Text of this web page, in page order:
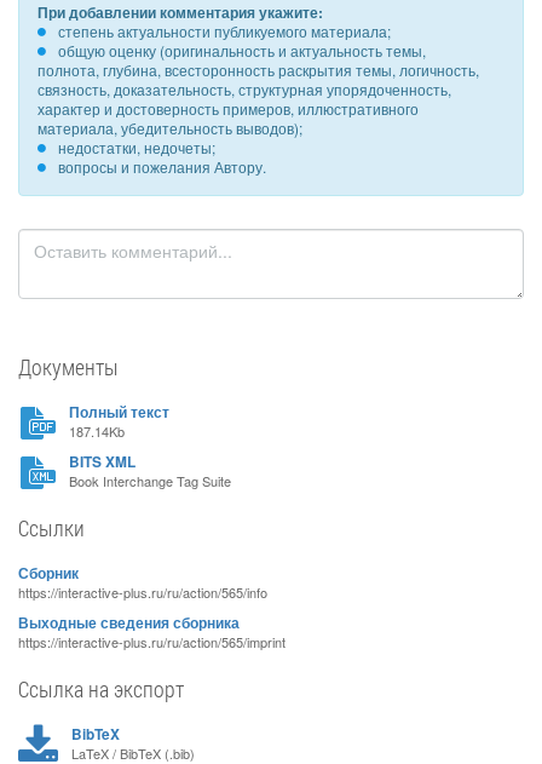
При добавлении комментария укажите:
степень актуальности публикуемого материала;
общую оценку (оригинальность и актуальность темы,
полнота, глубина, всесторонность раскрытия темы, логичность,
связность, доказательность, структурная упорядоченность,
характер и достоверность примеров, иллюстративного
материала, убедительность выводов);
недостатки, недочеты;
вопросы и пожелания Автору.
Документы
Полный текст
187.14Kb
BITS XML
Book Interchange Tag Suite
Ссылки
Сборник
https://interactive-plus.ru/ru/action/565/info
Выходные сведения сборника
https://interactive-plus.ru/ru/action/565/imprint
Ссылка на экспорт
BibTeX
LaTeX / BibTeX (.bib)